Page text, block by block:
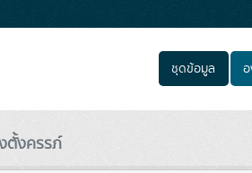
ชุดข้อมูล
ตั้งครรภ์